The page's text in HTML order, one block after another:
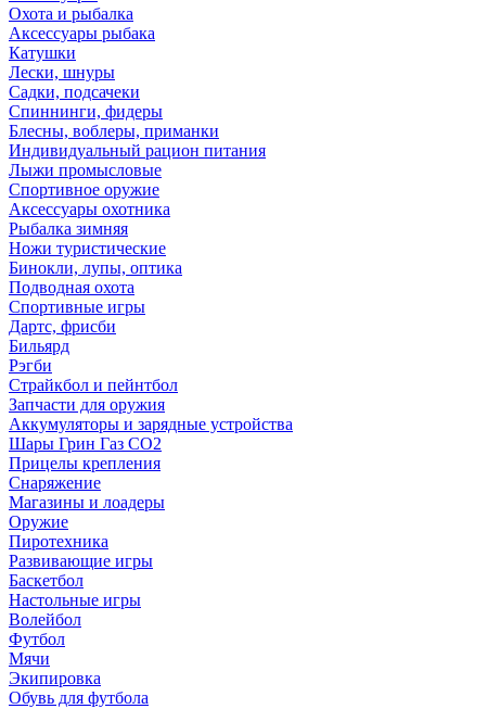
Охота и рыбалка
Аксессуары рыбака
Катушки
Лески, шнуры
Садки, подсачеки
Спиннинги, фидеры
Блесны, воблеры, приманки
Индивидуальный рацион питания
Лыжи промысловые
Спортивное оружие
Аксессуары охотника
Рыбалка зимняя
Ножи туристические
Бинокли, лупы, оптика
Подводная охота
Спортивные игры
Дартс, фрисби
Бильярд
Рэгби
Страйкбол и пейнтбол
Запчасти для оружия
Аккумуляторы и зарядные устройства
Шары Грин Газ СО2
Прицелы крепления
Снаряжение
Магазины и лоадеры
Оружие
Пиротехника
Развивающие игры
Баскетбол
Настольные игры
Волейбол
Футбол
Мячи
Экипировка
Обувь для футбола